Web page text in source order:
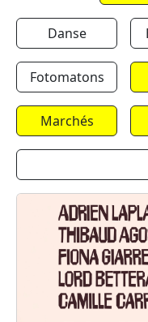
Danse
Fotomatons
Marchés